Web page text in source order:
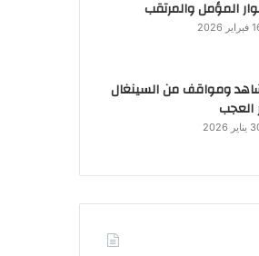
المؤمل والمرتقب
2026
ومواقف من السينغال
العجب
2026